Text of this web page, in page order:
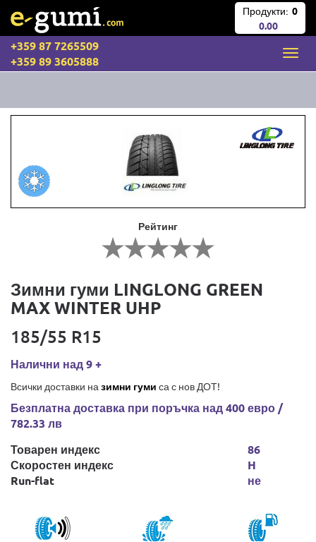
Продукти: 0
0.00
+359 87 7265509
+359 89 3605888
Рейтинг
Зимни гуми LINGLONG GREEN
MAX WINTER UHP
185/55 R15
Налични над 9 +
Всички доставки на зимни гуми са с нов ДОТ!
Безплатна доставка при поръчка над 400 евро /
782.33 лв
Товарен индекс
Скоростен индекс
Run-flat
86
H
не